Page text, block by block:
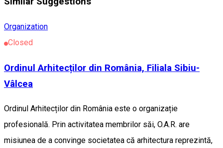
Organization
Closed
Ordinul Arhitecților din România, Filiala Sibiu-
Vâlcea
Ordinul Arhitecților din România este o organizație
profesională. Prin activitatea membrilor săi, O.A.R. are
misiunea de a convinge societatea că arhitectura reprezintă,